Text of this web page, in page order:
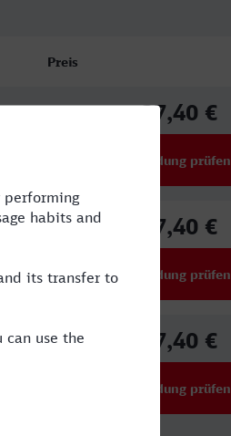
Preis
37,40 €
Verbindung prüfen
37,40 €
Verbindung prüfen
37,40 €
Verbindung prüfen